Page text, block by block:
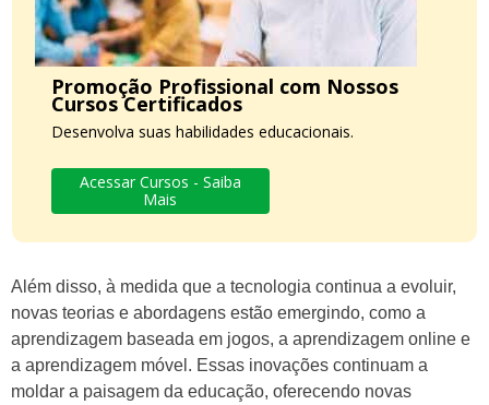
Promoção Profissional com Nossos
Cursos Certificados
Desenvolva suas habilidades educacionais.
Acessar Cursos - Saiba
Mais
Além disso, à medida que a tecnologia continua a evoluir,
novas teorias e abordagens estão emergindo, como a
aprendizagem baseada em jogos, a aprendizagem online e
a aprendizagem móvel. Essas inovações continuam a
moldar a paisagem da educação, oferecendo novas